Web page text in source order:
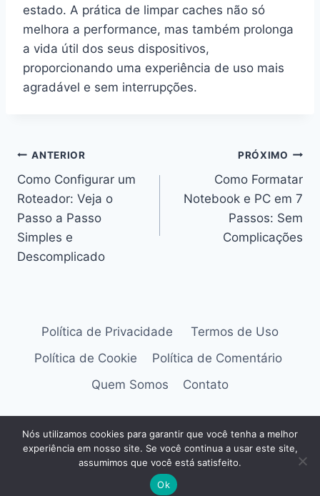
estado. A prática de limpar caches não só
melhora a performance, mas também prolonga
a vida útil dos seus dispositivos,
proporcionando uma experiência de uso mais
agradável e sem interrupções.
Navegação
de
Post
ANTERIOR
Como Configurar um
Roteador: Veja o
Passo a Passo
Simples e
Descomplicado
PRÓXIMO
Como Formatar
Notebook e PC em 7
Passos: Sem
Complicações
Política de Privacidade
Termos de Uso
Política de Cookie
Política de Comentário
Quem Somos
Contato
© 2026 Universo Nove
Nós utilizamos cookies para garantir que você tenha a melhor
experiência em nosso site. Se você continua a usar este site,
assumimos que você está satisfeito.
Ok